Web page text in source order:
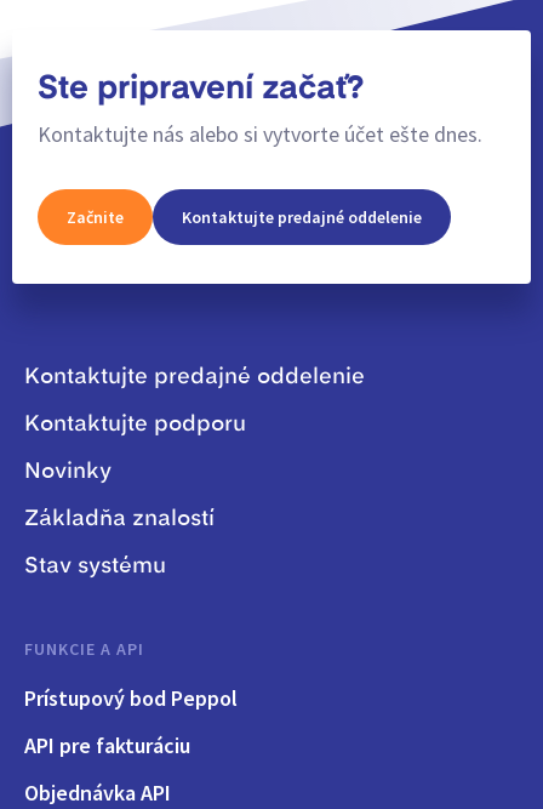
Ste pripravení začať?
Kontaktujte nás alebo si vytvorte účet ešte dnes.
Začnite Kontaktujte predajné oddelenie
Kontaktujte predajné oddelenie
Kontaktujte podporu
Novinky
Základňa znalostí
Stav systému
FUNKCIE A API
Prístupový bod Peppol
API pre fakturáciu
Objednávka API